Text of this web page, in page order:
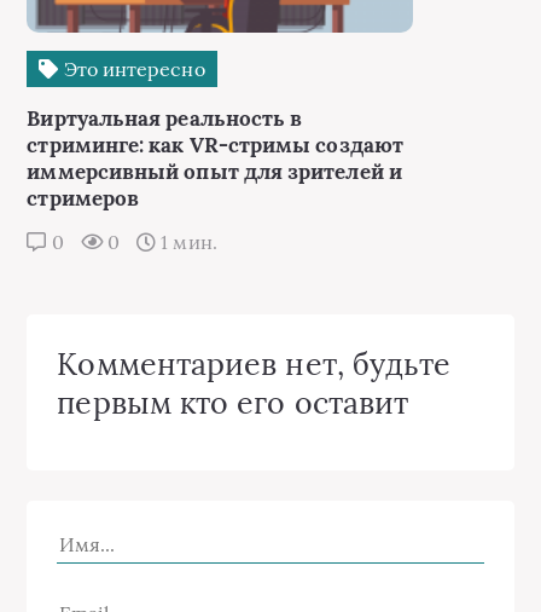
Это интересно
Виртуальная реальность в
стриминге: как VR-стримы создают
иммерсивный опыт для зрителей и
стримеров
0 0 1 мин.
Комментариев нет, будьте
первым кто его оставит